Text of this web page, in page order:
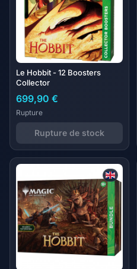
Le Hobbit - 12 Boosters
Collector
699,90 €
Rupture
Rupture de stock